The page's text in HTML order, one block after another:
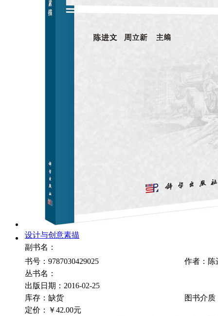
设计与创意素描
副书名：
书号：9787030429025
作者：陈
丛书名：
出版日期：2016-02-25
库存：缺货
图书介质
定价：
￥42.00元